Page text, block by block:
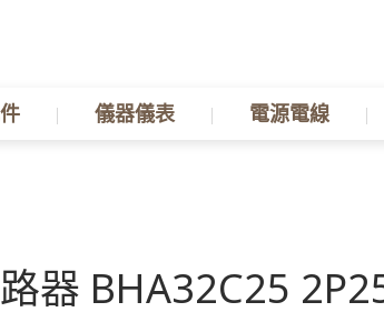
儀器儀表 電源電線
器 BHA32C25